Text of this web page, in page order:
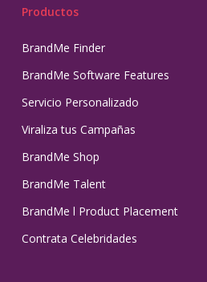
Productos
BrandMe Finder
BrandMe Software Features
Servicio Personalizado
Viraliza tus Campañas
BrandMe Shop
BrandMe Talent
BrandMe l Product Placement
Contrata Celebridades